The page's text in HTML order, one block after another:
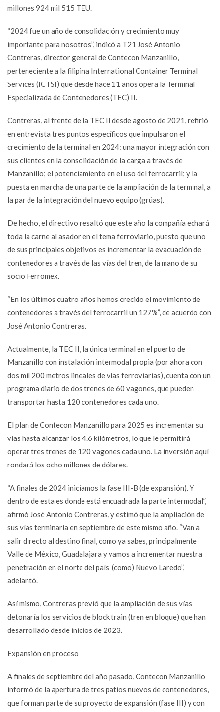
millones 924 mil 515 TEU.
“2024 fue un año de consolidación y crecimiento muy
importante para nosotros”, indicó a T21 José Antonio
Contreras, director general de Contecon Manzanillo,
perteneciente a la filipina International Container Terminal
Services (ICTSI) que desde hace 11 años opera la Terminal
Especializada de Contenedores (TEC) II.
Contreras, al frente de la TEC II desde agosto de 2021, refirió
en entrevista tres puntos específicos que impulsaron el
crecimiento de la terminal en 2024: una mayor integración con
sus clientes en la consolidación de la carga a través de
Manzanillo; el potenciamiento en el uso del ferrocarril; y la
puesta en marcha de una parte de la ampliación de la terminal, a
la par de la integración del nuevo equipo (grúas).
De hecho, el directivo resaltó que este año la compañía echará
toda la carne al asador en el tema ferroviario, puesto que uno
de sus principales objetivos es incrementar la evacuación de
contenedores a través de las vías del tren, de la mano de su
socio Ferromex.
“En los últimos cuatro años hemos crecido el movimiento de
contenedores a través del ferrocarril un 127%”, de acuerdo con
José Antonio Contreras.
Actualmente, la TEC II, la única terminal en el puerto de
Manzanillo con instalación intermodal propia (por ahora con
dos mil 200 metros lineales de vías ferroviarias), cuenta con un
programa diario de dos trenes de 60 vagones, que pueden
transportar hasta 120 contenedores cada uno.
El plan de Contecon Manzanillo para 2025 es incrementar su
vías hasta alcanzar los 4.6 kilómetros, lo que le permitirá
operar tres trenes de 120 vagones cada uno. La inversión aquí
rondará los ocho millones de dólares.
“A finales de 2024 iniciamos la fase III-B (de expansión). Y
dentro de esta es donde está encuadrada la parte intermodal”,
afirmó José Antonio Contreras, y estimó que la ampliación de
sus vías terminaría en septiembre de este mismo año. “Van a
salir directo al destino final, como ya sabes, principalmente
Valle de México, Guadalajara y vamos a incrementar nuestra
penetración en el norte del país, (como) Nuevo Laredo”,
adelantó.
Así mismo, Contreras previó que la ampliación de sus vías
detonaría los servicios de block train (tren en bloque) que han
desarrollado desde inicios de 2023.
Expansión en proceso
A finales de septiembre del año pasado, Contecon Manzanillo
informó de la apertura de tres patios nuevos de contenedores,
que forman parte de su proyecto de expansión (fase III) y con